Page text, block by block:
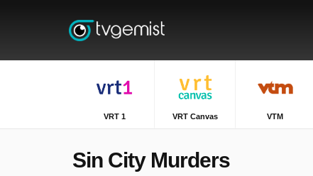
VRT 1 VRT Canvas VTM
Sin City Murders